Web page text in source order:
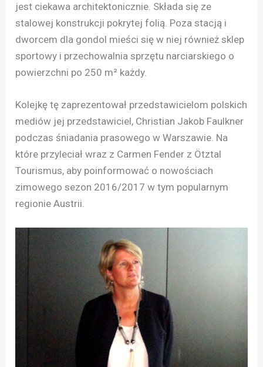
jest ciekawa architektonicznie. Składa się ze
stalowej konstrukcji pokrytej folią. Poza stacją i
dworcem dla gondol mieści się w niej również sklep
sportowy i przechowalnia sprzętu narciarskiego o
powierzchni po 250 m² każdy.
Kolejkę tę zaprezentował przedstawicielom polskich
mediów jej przedstawiciel, Christian Jakob Faulkner
podczas śniadania prasowego w Warszawie. Na
które przyleciał wraz z Carmen Fender z Ötztal
Tourismus, aby poinformować o nowościach
zimowego sezon 2016/2017 w tym popularnym
regionie Austrii.